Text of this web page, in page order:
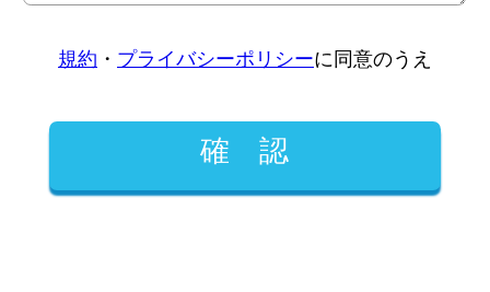
規約 ・ プライバシーポリシーに同意のうえ